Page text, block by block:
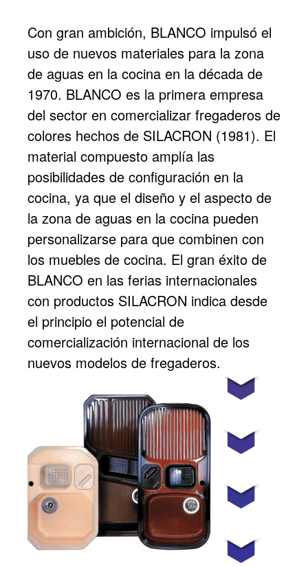
Con gran ambición, BLANCO impulsó el
uso de nuevos materiales para la zona
de aguas en la cocina en la década de
1970. BLANCO es la primera empresa
del sector en comercializar fregaderos de
colores hechos de SILACRON (1981). El
material compuesto amplía las
posibilidades de configuración en la
cocina, ya que el diseño y el aspecto de
la zona de aguas en la cocina pueden
personalizarse para que combinen con
los muebles de cocina. El gran éxito de
BLANCO en las ferias internacionales
con productos SILACRON indica desde
el principio el potencial de
comercialización internacional de los
nuevos modelos de fregaderos.